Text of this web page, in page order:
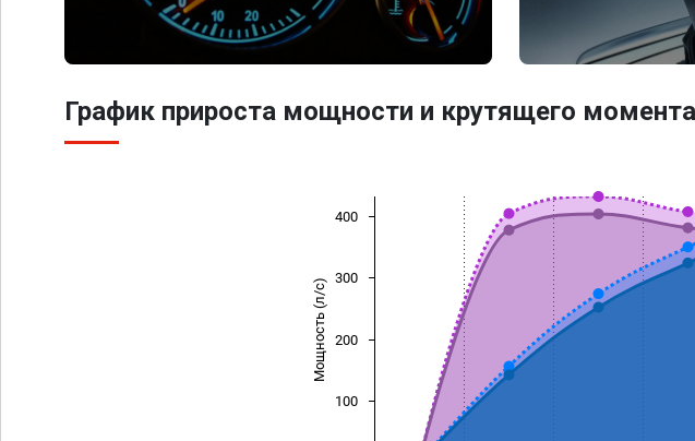
График прироста мощности и крутящего
Мощность (л/с)
100
200
300
400